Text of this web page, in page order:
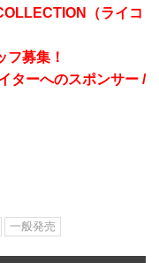
（ライコ
募集！
ターへのスポンサー /
一般発売